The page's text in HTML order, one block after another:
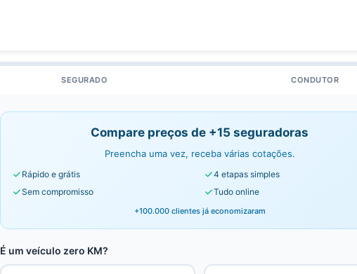
SEGURADO CONDUTOR
Compare preços de +15 seguradoras
Preencha uma vez, receba várias cotações.
Rápido e grátis
4 etapas simples
Sem compromisso
Tudo online
+100.000 clientes já economizaram
É um veículo zero KM?